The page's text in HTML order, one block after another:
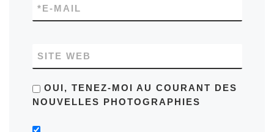
E-MAIL
*
SITE WEB
OUI, TENEZ-MOI AU COURANT DES
NOUVELLES PHOTOGRAPHIES